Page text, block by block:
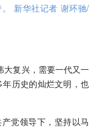
新华社记者 谢环驰/
大复兴，需要一代又一
历史的灿烂文明，也
党领导下，坚持以马